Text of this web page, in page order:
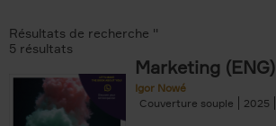
Résultats de recherche ''
5 résultats
Marketing (ENG)
Igor Nowé
Couverture souple
2025